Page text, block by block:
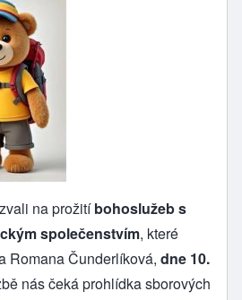
na prožitíbohoslužeb s
společenstvím, které
Romana Čunderlíková, dne 10.
nás čeká prohlídka sborových